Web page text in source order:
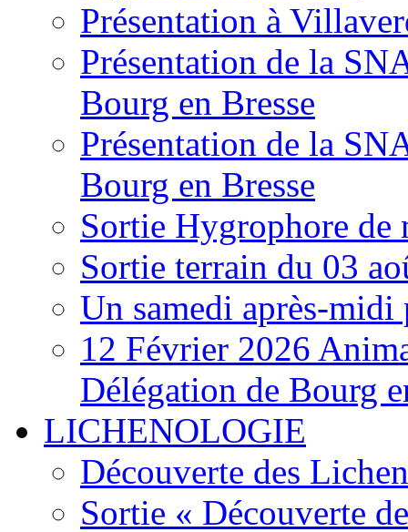
Présentation à
Présentation de la
Bourg en Bresse
Présentation de la
Bourg en Bresse
Sortie Hygrophore de
Sortie terrain du 03
Un samedi après-
12 Février 2026
Délégation de Bourg
LICHENOLOGIE
Découverte des
Sortie « Découverte